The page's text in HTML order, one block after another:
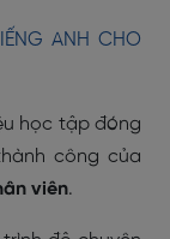
ANH CHO
học tập đóng
công của
viên.